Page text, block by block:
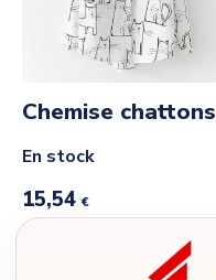
Chemise chattons
En stock
15,54 €